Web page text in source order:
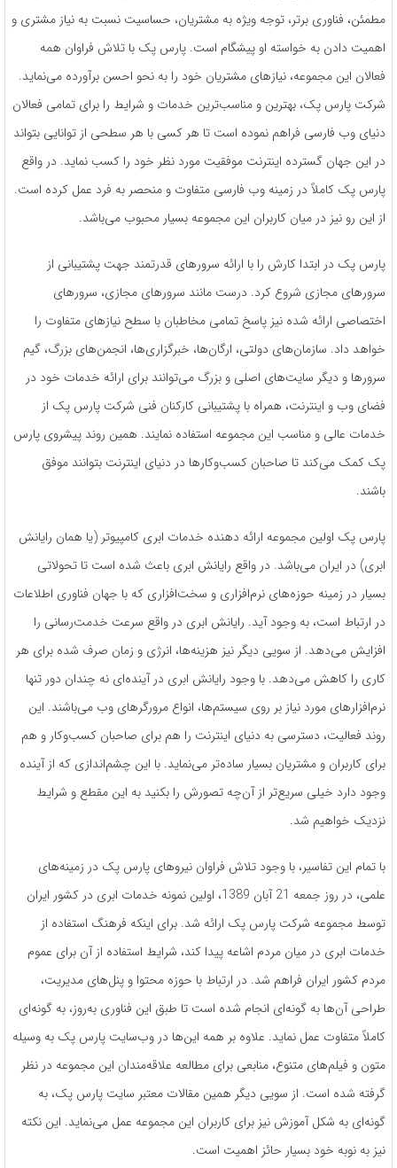
مطمئن، فناوری برتر، توجه ویژه به مشتریان، حساسیت نسبت به نیاز مشتری و
اهمیت دادن به خواسته او پیشگام است. پارس پک با تلاش فراوان همه
فعالان این مجموعه، نیازهای مشتریان خود را به نحو احسن برآورده می‌نماید.
شرکت پارس پک، بهترین و مناسب‌ترین خدمات و شرایط را برای تمامی فعالان
دنیای وب فارسی فراهم نموده است تا هر کسی با هر سطحی از توانایی بتواند
در این جهان گسترده اینترنت موفقیت مورد نظر خود را کسب نماید. در واقع
پارس پک کاملاً در زمینه وب فارسی متفاوت و منحصر به فرد عمل کرده است.
از این رو نیز در میان کاربران این مجموعه بسیار محبوب می‌باشد.
پارس پک در ابتدا کارش را با ارائه سرورهای قدرتمند جهت پشتیبانی از
سرورهای مجازی شروع کرد. درست مانند سرورهای مجازی، سرورهای
اختصاصی ارائه شده نیز پاسخ تمامی مخاطبان با سطح نیازهای متفاوت را
خواهد داد. سازمان‌‌های دولتی، ارگان‌ها، خبرگزاری‌ها، انجمن‌های بزرگ، گیم
سرورها و دیگر سایت‌های اصلی و بزرگ می‌توانند برای ارائه خدمات خود در
فضای وب و اینترنت، همراه با پشتیبانی کارکنان فنی شرکت پارس پک از
خدمات عالی و مناسب این مجموعه استفاده نمایند. همین روند پیشروی پارس
پک کمک می‌کند تا صاحبان کسب‌وکارها در دنیای اینترنت بتوانند موفق
باشند.
پارس پک اولین مجموعه ارائه دهنده خدمات ابری کامپیوتر (یا همان رایانش
ابری) در ایران می‌باشد. در واقع رایانش ابری باعث شده است تا تحولاتی
بسیار در زمینه حوزه‌های نرم‌افزاری و سخت‌افزاری که با جهان فناوری اطلاعات
در ارتباط است، به وجود آید. رایانش ابری در واقع سرعت خدمت‌رسانی را
افزایش می‌دهد. از سویی دیگر نیز هزینه‌ها، انرژی و زمان صرف شده برای هر
کاری را کاهش می‌دهد. با وجود رایانش ابری در آینده‌ای‌ نه چندان دور تنها
نرم‌افزارهای مورد نیاز بر روی سیستم‌ها، انواع مرورگرهای وب می‌باشند. این
روند فعالیت، دسترسی به دنیای اینترنت را هم برای صاحبان کسب‌وکار و هم
برای کاربران و مشتریان بسیار ساده‌تر می‌نماید. با این چشم‌اندازی که از آینده
وجود دارد خیلی سریع‌تر از آن‌چه تصورش را بکنید به این مقطع و شرایط
نزدیک خواهیم شد.
با تمام این تفاسیر، با وجود تلاش فراوان نیروهای پارس پک در زمینه‌های
علمی، در روز جمعه 21 آبان 1389، اولین نمونه خدمات ابری در کشور ایران
توسط مجموعه شرکت پارس پک ارائه شد. برای اینکه فرهنگ استفاده از
خدمات ابری در میان مردم اشاعه پیدا کند، شرایط استفاده از آن برای عموم
مردم کشور ایران فراهم شد. در ارتباط با حوزه محتوا و پنل‌های مدیریت،
طراحی آن‌ها به گونه‌ای انجام شده است تا طبق این فناوری به‌روز، به گونه‌ای
کاملاً متفاوت عمل نماید. علاوه بر همه این‌ها در وب‌سایت پارس پک به وسیله
متون و فیلم‌های متنوع، منابعی برای مطالعه علاقه‌مندان این مجموعه در نظر
گرفته شده است. از سویی دیگر همین مقالات معتبر سایت پارس پک، به
گونه‌ای به شکل آموزش نیز برای کاربران این مجموعه عمل می‌نماید. این نکته
نیز به نوبه خود بسیار حائز اهمیت است.